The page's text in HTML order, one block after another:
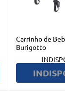
Carrinho de
Burigotto